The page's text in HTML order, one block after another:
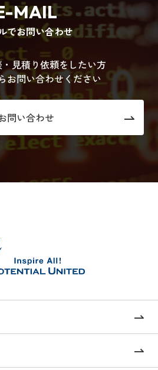
MAIL
でお問い合わせ
見積り依頼をしたい方
お問い合わせください
問い合わせ